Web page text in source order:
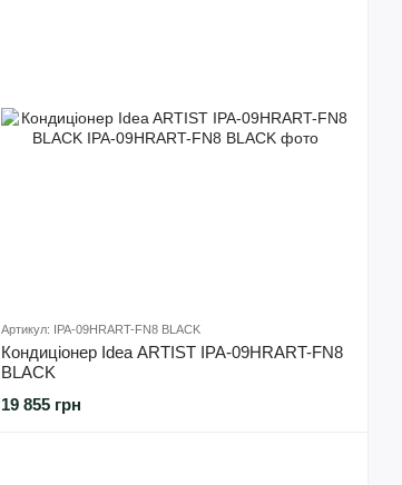
Артикул: IPA-09HRART-FN8 BLACK
Кондиціонер Idea ARTIST IPA-09HRART-FN8
BLACK
19 855 грн